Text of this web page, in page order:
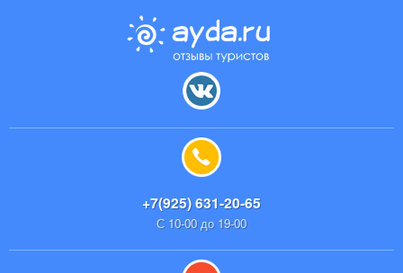
+7(925) 631-20-65
С 10-00 до 19-00